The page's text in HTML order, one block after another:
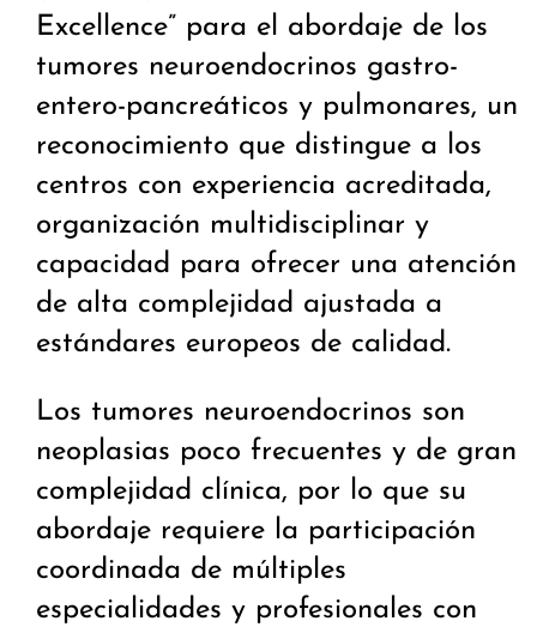
Excellence” para el abordaje de los
tumores neuroendocrinos gastro-
entero-pancreáticos y pulmonares, un
reconocimiento que distingue a los
centros con experiencia acreditada,
organización multidisciplinar y
capacidad para ofrecer una atención
de alta complejidad ajustada a
estándares europeos de calidad.
Los tumores neuroendocrinos son
neoplasias poco frecuentes y de gran
complejidad clínica, por lo que su
abordaje requiere la participación
coordinada de múltiples
especialidades y profesionales con